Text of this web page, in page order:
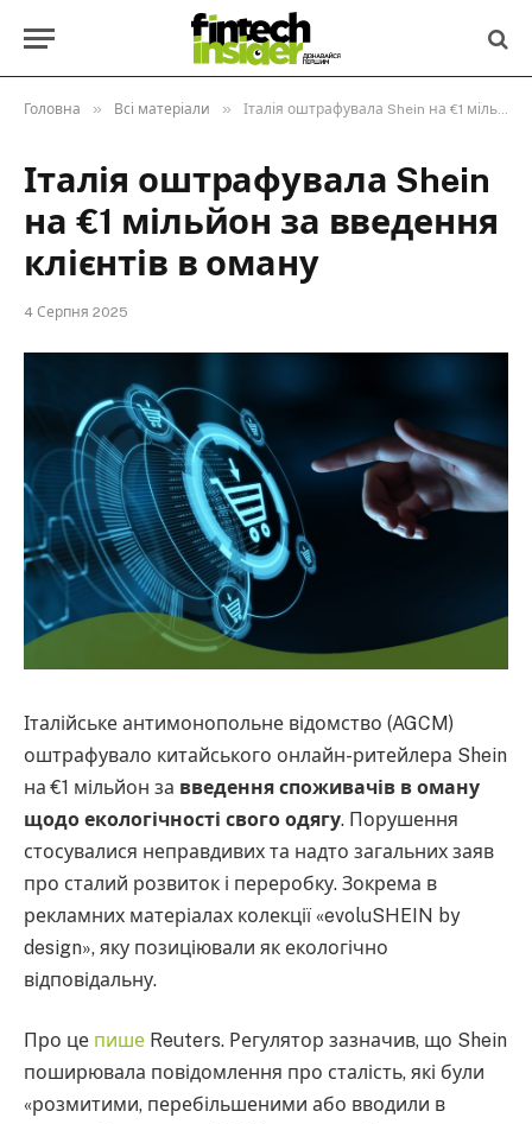
Головна » Всі матеріали » Італія оштрафувала Shein на €1 мільйон за введення клієнтів в оману
Італія оштрафувала Shein
на €1 мільйон за введення
клієнтів в оману
4 Серпня 2025
Італійське антимонопольне відомство (AGCM)
оштрафувало китайського онлайн-ритейлера Shein
на €1 мільйон за введення споживачів в оману
щодо екологічності свого одягу. Порушення
стосувалися неправдивих та надто загальних заяв
про сталий розвиток і переробку. Зокрема в
рекламних матеріалах колекції «evoluSHEIN by
design», яку позиціювали як екологічно
відповідальну.
Про це пише Reuters. Регулятор зазначив, що Shein
поширювала повідомлення про сталість, які були
«розмитими, перебільшеними або вводили в